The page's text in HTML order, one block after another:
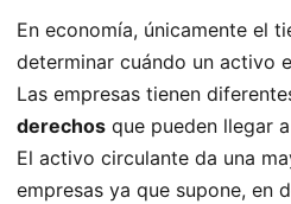
En economía, únicamente el
determinar cuándo un activo
Las empresas tienen
derechos que pueden llegar
El activo circulante da una
empresas ya que supone, en